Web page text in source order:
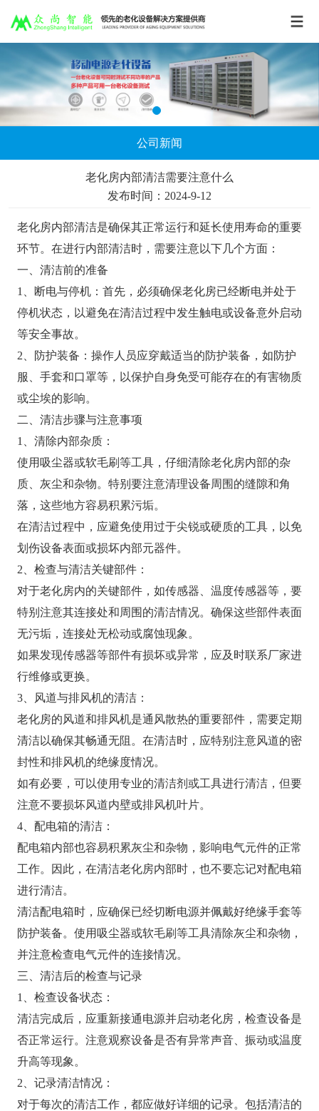
公司新闻
老化房内部清洁需要注意什么
发布时间：2024-9-12
老化房内部清洁是确保其正常运行和延长使用寿命的重要
环节。在进行内部清洁时，需要注意以下几个方面：
一、清洁前的准备
1、断电与停机：首先，必须确保老化房已经断电并处于
停机状态，以避免在清洁过程中发生触电或设备意外启动
等安全事故。
2、防护装备：操作人员应穿戴适当的防护装备，如防护
服、手套和口罩等，以保护自身免受可能存在的有害物质
或尘埃的影响。
二、清洁步骤与注意事项
1、清除内部杂质：
使用吸尘器或软毛刷等工具，仔细清除老化房内部的杂
质、灰尘和杂物。特别要注意清理设备周围的缝隙和角
落，这些地方容易积累污垢。
在清洁过程中，应避免使用过于尖锐或硬质的工具，以免
划伤设备表面或损坏内部元器件。
2、检查与清洁关键部件：
对于老化房内的关键部件，如传感器、温度传感器等，要
特别注意其连接处和周围的清洁情况。确保这些部件表面
无污垢，连接处无松动或腐蚀现象。
如果发现传感器等部件有损坏或异常，应及时联系厂家进
行维修或更换。
3、风道与排风机的清洁：
老化房的风道和排风机是通风散热的重要部件，需要定期
清洁以确保其畅通无阻。在清洁时，应特别注意风道的密
封性和排风机的绝缘度情况。
如有必要，可以使用专业的清洁剂或工具进行清洁，但要
注意不要损坏风道内壁或排风机叶片。
4、配电箱的清洁：
配电箱内部也容易积累灰尘和杂物，影响电气元件的正常
工作。因此，在清洁老化房内部时，也不要忘记对配电箱
进行清洁。
清洁配电箱时，应确保已经切断电源并佩戴好绝缘手套等
防护装备。使用吸尘器或软毛刷等工具清除灰尘和杂物，
并注意检查电气元件的连接情况。
三、清洁后的检查与记录
1、检查设备状态：
清洁完成后，应重新接通电源并启动老化房，检查设备是
否正常运行。注意观察设备是否有异常声音、振动或温度
升高等现象。
2、记录清洁情况：
对于每次的清洁工作，都应做好详细的记录。包括清洁的